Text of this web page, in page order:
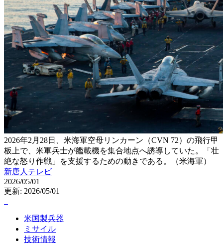
2026年2月28日、米海軍空母リンカーン（CVN 72）の飛行甲
板上で、米軍兵士が艦載機を集合地点へ誘導していた。「壮
絶な怒り作戦」を支援するための動きである。（米海軍）
新唐人テレビ
2026/05/01
更新: 2026/05/01
米国製兵器
ミサイル
技術情報